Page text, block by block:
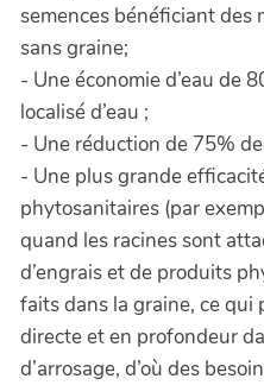
semences bénéficiant des
sans graine;
- Une économie d’eau de
localisé d’eau ;
- Une réduction de 75%
- Une plus grande
phytosanitaires (par
quand les racines sont
d’engrais et de produits
faits dans la graine, ce
directe et en profondeur
d’arrosage, d’où des